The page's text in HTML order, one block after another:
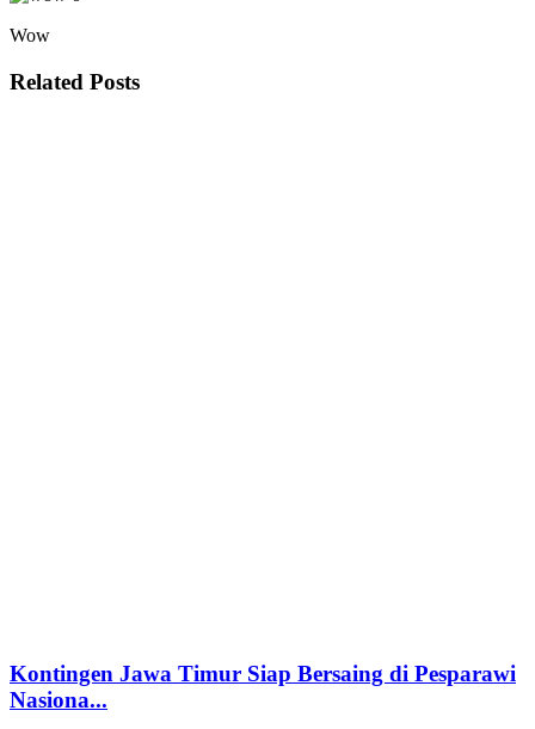
Wow
Related Posts
Kontingen Jawa Timur Siap Bersaing di Pesparawi
Nasiona...